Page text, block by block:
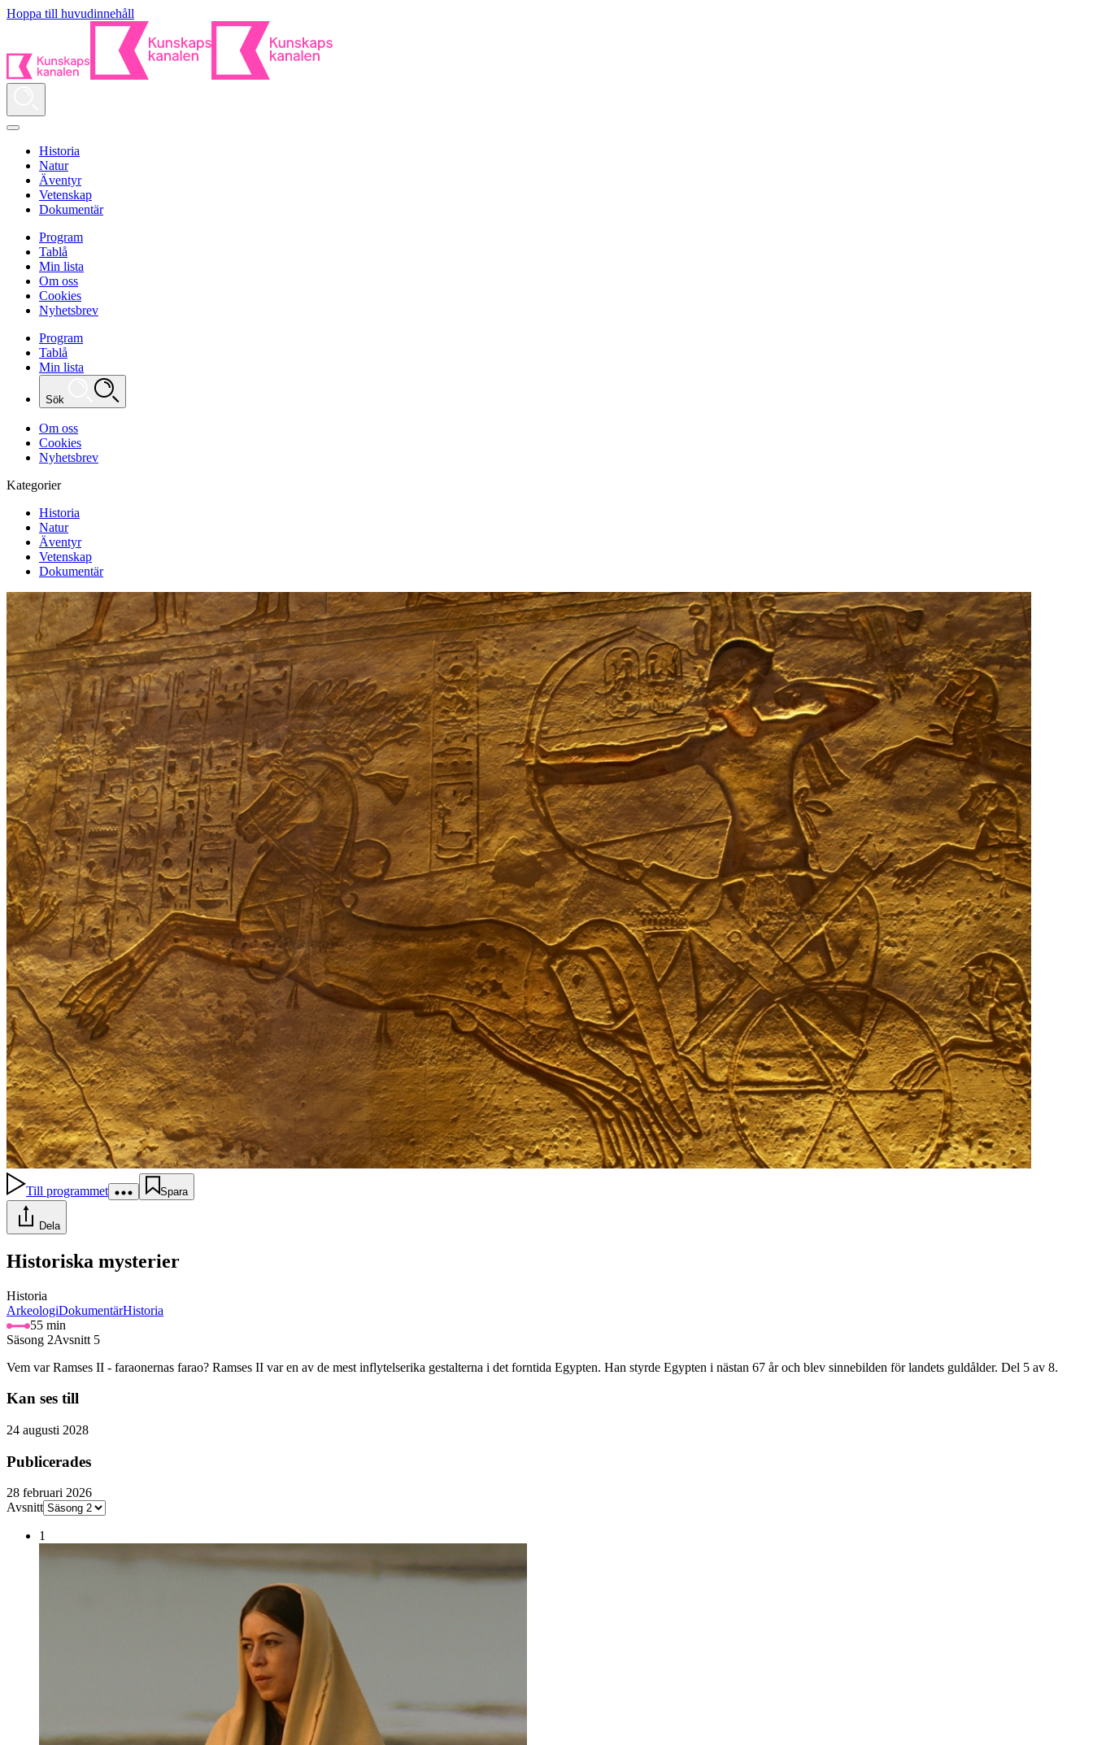
Hoppa till huvudinnehåll
Historia
Natur
Äventyr
Vetenskap
Dokumentär
Program
Tablå
Min lista
Om oss
Cookies
Nyhetsbrev
Program
Tablå
Min lista
Sök
Om oss
Cookies
Nyhetsbrev
Kategorier
Historia
Natur
Äventyr
Vetenskap
Dokumentär
Till programmet Spara
Dela
Historiska mysterier
Historia
ArkeologiDokumentärHistoria
55 min
Säsong 2Avsnitt 5
Vem var Ramses II - faraonernas farao? Ramses II var en av de mest inflytelserika gestalterna i det forntida Egypten. Han styrde Egypten i nästan 67 år och blev sinnebilden för landets guldålder. Del 5 av 8.
Kan ses till
24 augusti 2028
Publicerades
28 februari 2026
Avsnitt
1